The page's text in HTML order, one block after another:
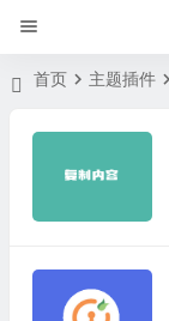
首页 主题插件